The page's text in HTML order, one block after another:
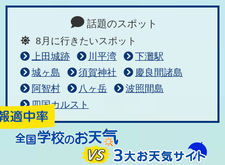
話題のスポット
8月に行きたいスポット
上田城跡
川平湾
下灘駅
城ヶ島
須賀神社
慶良間諸島
阿智村
八ヶ岳
波照間島
四国カルスト